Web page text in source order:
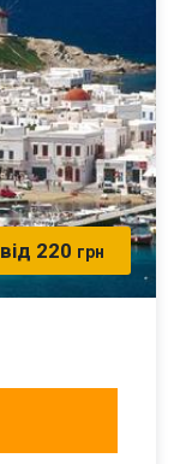
від 220 грн